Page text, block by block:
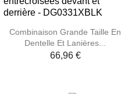
Combinaison Grande Taille En
Dentelle Et Lanières...
66,96 €